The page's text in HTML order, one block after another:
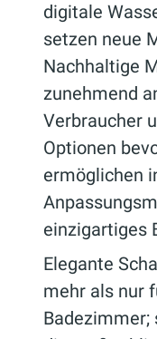
digitale
setzen neue
Nachhaltige
zunehmend
Verbraucher
Optionen
ermöglichen
einzigartiges
Elegante
mehr als nur
Badezimmer;